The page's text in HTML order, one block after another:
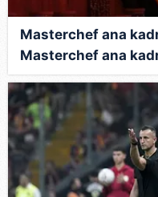
Masterchef ana
Masterchef ana
kim oldu?